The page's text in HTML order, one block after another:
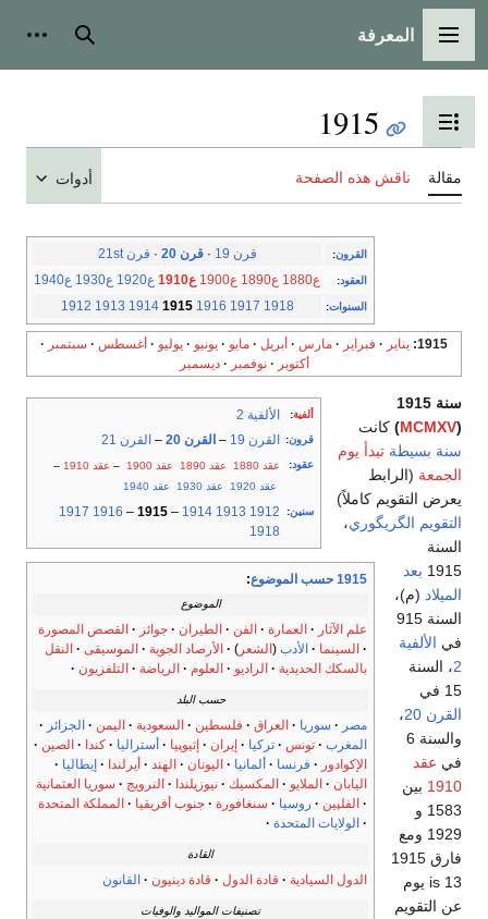
القائمة الرئيسية
المعرفة بحث
تبديل عرض جدول المحتويات
1915
مقالة ناقش هذه الصفحة أدوات
القرون: قرن 19 ·قرن 20 · قرن 21st
العقود: ع1880 ع1890 ع1900 ع1910 ع1920 ع1930 ع1940
السنوات:
1912 1913 1914 1915 1916 1917 1918
1915 يناير فبراير مارس أبريل مايو يونيو يوليو أغسطس
سبتمبر
أكتوبر
نوفمبر ديسمبر
ألفية: الألفية 2
قرون: القرن 19 – القرن 20 – القرن 21
عقود: عقد 1880 عقد 1890 عقد 1900 – عقد 1910
–
عقد 1920
عقد 1930 عقد 1940
سنين:
1912
1913
1914
–
1915
–
1916
1917
1918
1915 حسب الموضوع :
الموضوع
علم الآثار العمارة الفن الطيران جوائز
القصص المصورة
السينما
الأدب ( الشعر ) الأرصاد الجوية الموسيقى
النقل
بالسكك الحديدية
الراديو العلوم الرياضة التلفزيون
حسب البلد
مصر سوريا العراق فلسطين السعودية اليمن
الجزائر
المغرب
تونس تركيا إيران إثيوپيا أستراليا كندا
الصين
الإكوادور
فرنسا ألمانيا اليونان الهند أيرلندا
إيطاليا
اليابان
الملايو المكسيك نيوزيلندا النرويج
سوريا العثمانية
الفلپين
روسيا سنغافورة جنوب أفريقيا
المملكة المتحدة
الولايات المتحدة
القادة
الدول السيادية قادة الدول قادة دينيون القانون
تصنيفات المواليد والوفيات
سنة 1915
(
MCMXV
) كانت
سنة بسيطة تبدأ يوم
الجمعة (الرابط
يعرض التقويم كاملاً)
التقويم الگريگوري،
السنة
1915 بعد
الميلاد (م)،
السنة 915
في الألفية
2، السنة
15 في
القرن 20
،
والسنة 6
في عقد
1910 بين
1583 و
1929 ومع
فارق 1915
is 13 يوم
عن التقويم